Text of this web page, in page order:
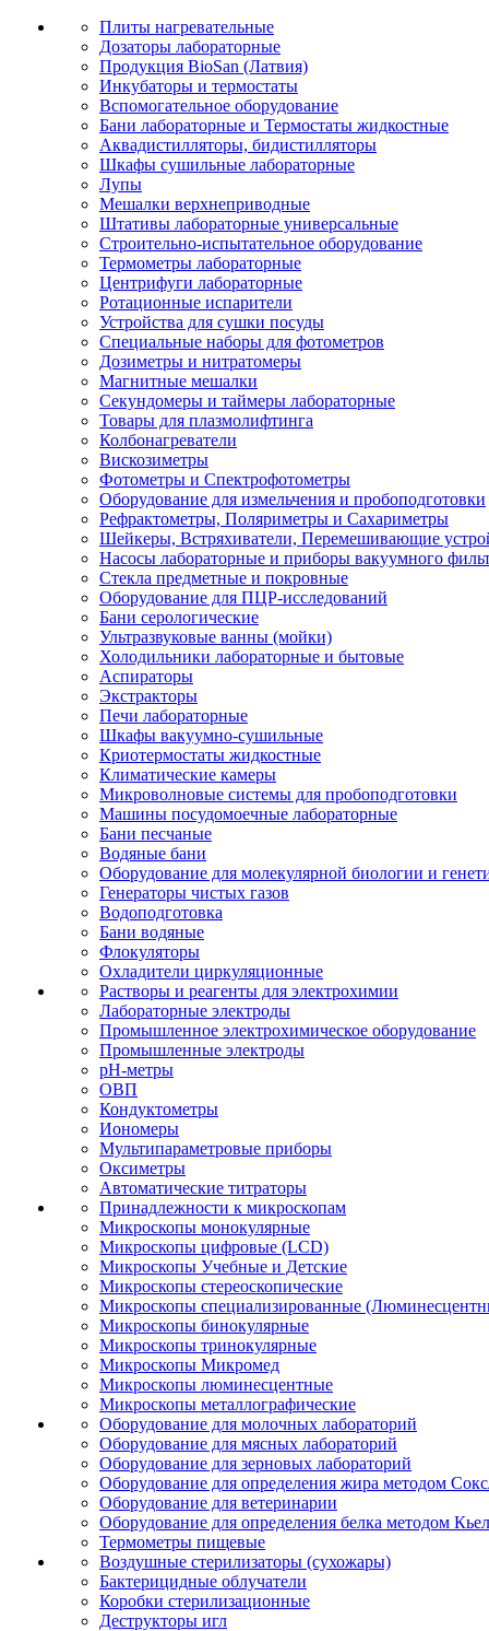
Плиты нагревательные
Дозаторы лабораторные
Продукция BioSan (Латвия)
Инкубаторы и термостаты
Вспомогательное оборудование
Бани лабораторные и Термостаты жидкостные
Аквадистилляторы, бидистилляторы
Шкафы сушильные лабораторные
Лупы
Мешалки верхнеприводные
Штативы лабораторные универсальные
Строительно-испытательное оборудование
Термометры лабораторные
Центрифуги лабораторные
Ротационные испарители
Устройства для сушки посуды
Специальные наборы для фотометров
Дозиметры и нитратомеры
Магнитные мешалки
Секундомеры и таймеры лабораторные
Товары для плазмолифтинга
Колбонагреватели
Вискозиметры
Фотометры и Спектрофотометры
Оборудование для измельчения и пробоподготовки
Рефрактометры, Поляриметры и Сахариметры
Шейкеры, Встряхиватели, Перемешивающие
Насосы лабораторные и приборы вакуумного
Стекла предметные и покровные
Оборудование для ПЦР-исследований
Бани серологические
Ультразвуковые ванны (мойки)
Холодильники лабораторные и бытовые
Аспираторы
Экстракторы
Печи лабораторные
Шкафы вакуумно-сушильные
Криотермостаты жидкостные
Климатические камеры
Микроволновые системы для пробоподготовки
Машины посудомоечные лабораторные
Бани песчаные
Водяные бани
Оборудование для молекулярной биологии и
Генераторы чистых газов
Водоподготовка
Бани водяные
Флокуляторы
Охладители циркуляционные
Растворы и реагенты для электрохимии
Лабораторные электроды
Промышленное электрохимическое оборудование
Промышленные электроды
pH-метры
ОВП
Кондуктометры
Иономеры
Мультипараметровые приборы
Оксиметры
Автоматические титраторы
Принадлежности к микроскопам
Микроскопы монокулярные
Микроскопы цифровые (LCD)
Микроскопы Учебные и Детские
Микроскопы стереоскопические
Микроскопы специализированные
Микроскопы бинокулярные
Микроскопы тринокулярные
Микроскопы Микромед
Микроскопы люминесцентные
Микроскопы металлографические
Оборудование для молочных лабораторий
Оборудование для мясных лабораторий
Оборудование для зерновых лабораторий
Оборудование для определения жира методом
Оборудование для ветеринарии
Оборудование для определения белка методом
Термометры пищевые
Воздушные стерилизаторы (сухожары)
Бактерицидные облучатели
Коробки стерилизационные
Деструкторы игл